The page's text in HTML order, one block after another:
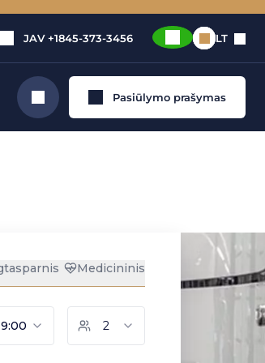
JAV +1845-373-3456 LT
Ieškoti Pasiūlymo prašymas